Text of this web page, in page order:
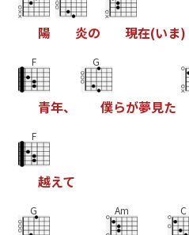
陽 炎の 現在(いま)
F
青年、
G
僕らが夢見た
F
越えて
G Am C